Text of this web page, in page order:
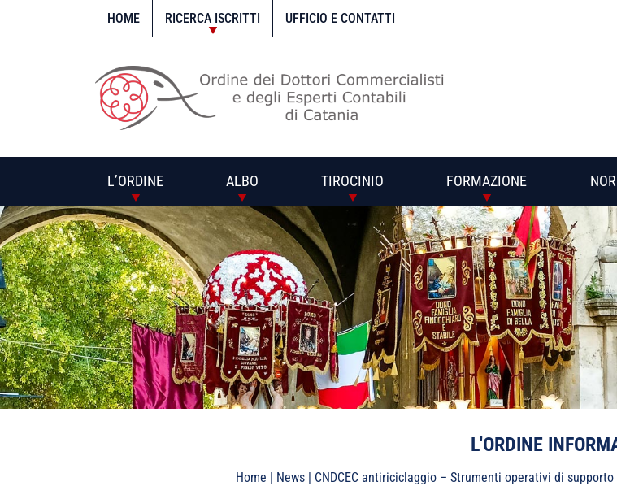
HOME RICERCA ISCRITTI UFFICIO E CONTATTI
L’ORDINE ALBO TIROCINIO FORMAZIONE
L'ORDINE
Home | News | CNDCEC antiriciclaggio – Strumenti operativi di